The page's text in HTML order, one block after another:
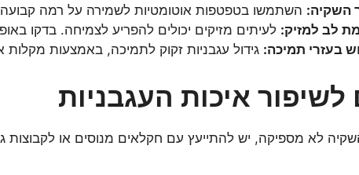
השקיה: השתמשו בטפטפות אוטומטיות לשמירה על רמה
לב למזיק: לעיתים מזיקים יכולים להפריע לצמיחה. בדקו
בעזרי תמיכה: גידול עגבניות זקוק לתמיכה, באמצעות מקלות
לשיפור איכות העגבניות
לא מספיקה, יש להתייעץ עם חקלאים מנוסים או לקבוצות